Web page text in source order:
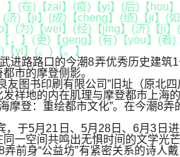
)【zai】(疫)【yi】(后)【hou】(
)【ji】(成)【cheng】(绩)【ji】(
(为)【wei】(经)【jing】(济)【ji
】(更)【geng】(有)【you】(
yi】(。)【。】
路路口的今潮8弄优秀历史建筑
市的摩登侧影。
图书印刷有限公司”旧址（原北
祥地的内在肌理与摩登都市上海的
登：重绘都市文化”。在今潮8
于5月21日、5月28日、6月3日
一空间共鸣出无惧时间的文学光芒
前身“公益坊”有紧密关系的诗人